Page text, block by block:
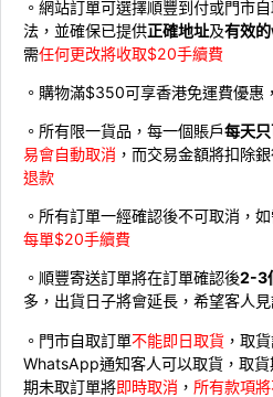
。網站訂單可選擇順豐到付或門市
法，並確保已提供正確地址及有效
需任何更改將收取$20手續費
。購物滿$350可享香港免運費優惠
。所有限一貨品，每一個賬戶每天
易會自動取消 ，而交易金額將扣除
退款
。所有訂單一經確認後不可取消，
每單$20手續費
。順豐寄送訂單將在訂單確認後2-3
多，出貨日子將會延長，希望客人
。門市自取訂單不能即日取貨 ，取
WhatsApp通知客人可以取貨，取
期未取訂單將即時取消 ， 所有款項